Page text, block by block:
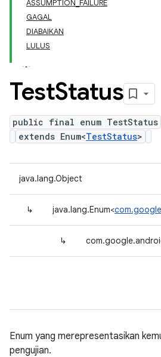
ASSUMPTION_FAILURE
GAGAL
DIABAIKAN
LULUS
TestStatus
public final enum TestStatus
extends Enum<TestStatus>
java.lang.Object
↳ java.lang.Enum<
↳
Enum yang merepresentasikan
pengujian.